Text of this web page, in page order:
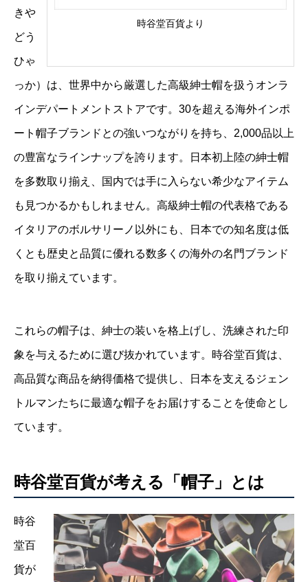
時谷堂百貨より
きや
どう
ひゃ
っか）は、世界中から厳選した高級紳士帽を扱うオンラ
インデパートメントストアです。30を超える海外インポ
ート帽子ブランドとの強いつながりを持ち、2,000品以上
の豊富なラインナップを誇ります。日本初上陸の紳士帽
を多数取り揃え、国内では手に入らない希少なアイテム
も見つかるかもしれません。高級紳士帽の代表格である
イタリアのボルサリーノ以外にも、日本での知名度は低
くとも歴史と品質に優れる数多くの海外の名門ブランド
を取り揃えています。
これらの帽子は、紳士の装いを格上げし、洗練された印
象を与えるために選び抜かれています。時谷堂百貨は、
高品質な商品を納得価格で提供し、日本を支えるジェン
トルマンたちに最適な帽子をお届けすることを使命とし
ています。
時谷堂百貨が考える「帽子」とは
時谷
堂百
貨が